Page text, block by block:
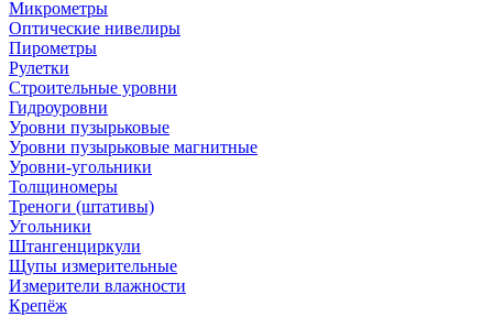
Микрометры
Оптические нивелиры
Пирометры
Рулетки
Строительные уровни
Гидроуровни
Уровни пузырьковые
Уровни пузырьковые магнитные
Уровни-угольники
Толщиномеры
Треноги (штативы)
Угольники
Штангенциркули
Щупы измерительные
Измерители влажности
Крепёж